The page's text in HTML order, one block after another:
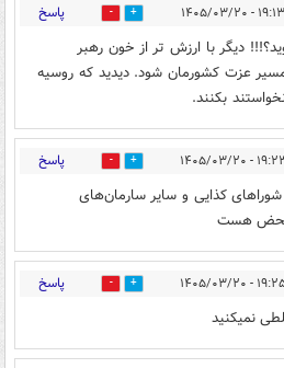
۱۹:۱۳ - ۱۴۰۵/۰۳/۲۰ 0 پاسخ
دیگر با ارزش تر از خون رهبر
عزت کشورمان شود. دیدید که روسیه
بکنند.
- ۱۴۰۵/۰۳/۲۰ 0 پاسخ
کذایی و سایر سارمان‌های
محض هست
- ۱۴۰۵/۰۳/۲۰ 0 پاسخ
نمیکنید